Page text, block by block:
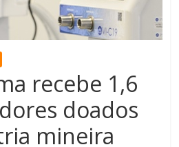
recebe 1,6
doados
mineira